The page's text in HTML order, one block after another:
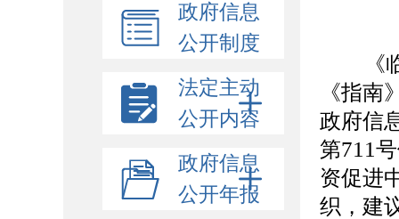
政府信息
公开制度
法定主动
公开内容
政府信息
公开年报
《指
政府信
第711
资促进
织，建